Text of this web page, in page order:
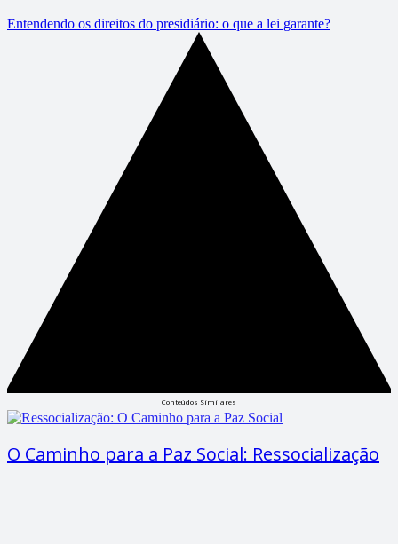
Entendendo os direitos do presidiário: o que a lei garante?
Conteúdos Similares
O Caminho para a Paz Social: Ressocialização